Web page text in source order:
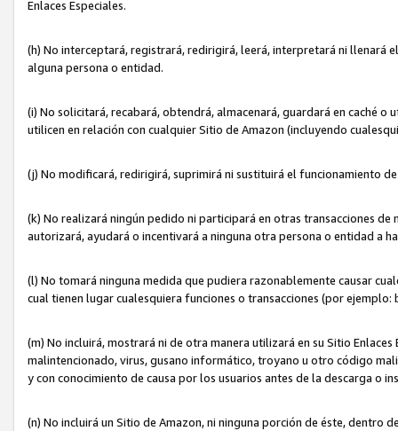
Enlaces Especiales.
(h) No interceptará, registrará, redirigirá, leerá, interpretará ni
alguna persona o entidad.
(i) No solicitará, recabará, obtendrá, almacenará, guardará en caché
utilicen en relación con cualquier Sitio de Amazon (incluyendo
(j) No modificará, redirigirá, suprimirá ni sustituirá el funcionamiento
(k) No realizará ningún pedido ni participará en otras transacciones
autorizará, ayudará o incentivará a ninguna otra persona o entidad a
(l) No tomará ninguna medida que pudiera razonablemente causar
cual tienen lugar cualesquiera funciones o transacciones (por
(m) No incluirá, mostrará ni de otra manera utilizará en su Sitio
malintencionado, virus, gusano informático, troyano u otro código
y con conocimiento de causa por los usuarios antes de la descarga
(n) No incluirá un Sitio de Amazon, ni ninguna porción de éste,